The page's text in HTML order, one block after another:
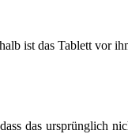
ist das Tablett vor
das ursprünglich